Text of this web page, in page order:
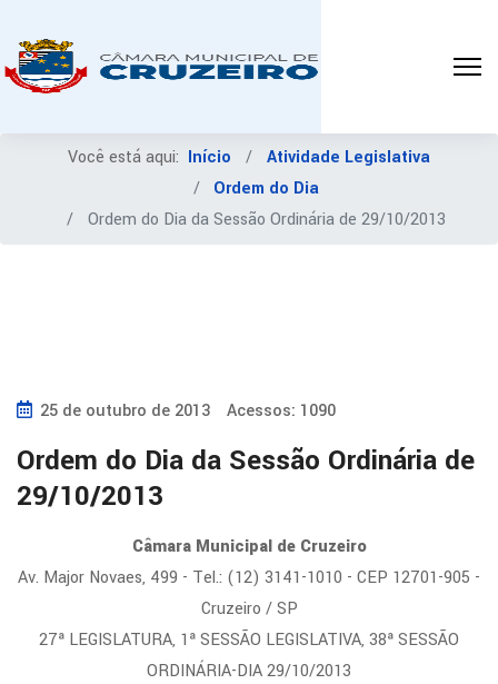
Você está aqui: Início
Atividade Legislativa
Ordem do Dia
Ordem do Dia da Sessão Ordinária de 29/10/2013
25 de outubro de 2013 Acessos: 1090
Ordem do Dia da Sessão Ordinária de
29/10/2013
Câmara Municipal de Cruzeiro
Av. Major Novaes, 499 - Tel.: (12) 3141-1010 - CEP 12701-905 -
Cruzeiro / SP
27ª LEGISLATURA, 1ª SESSÃO LEGISLATIVA, 38ª SESSÃO
ORDINÁRIA-DIA 29/10/2013